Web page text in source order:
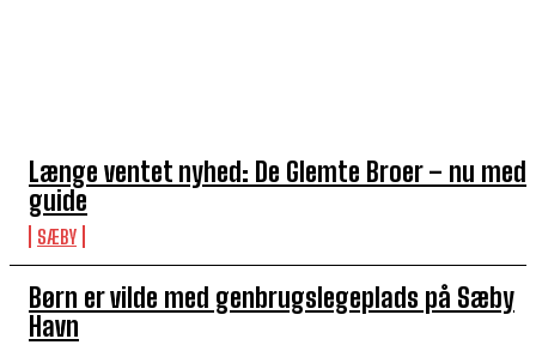
Længe ventet nyhed: De Glemte Broer – nu med
guide
SÆBY
Børn er vilde med genbrugslegeplads på Sæby
Havn